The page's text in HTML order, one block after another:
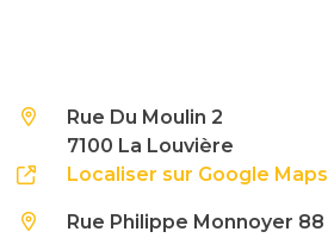
Rue Du Moulin 2
7100 La Louvière
Localiser sur Google Maps
Rue Philippe Monnoyer 88